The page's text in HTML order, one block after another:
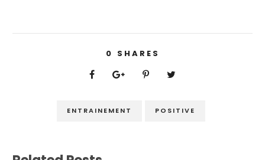
0 SHARES
ENTRAINEMENT POSITIVE